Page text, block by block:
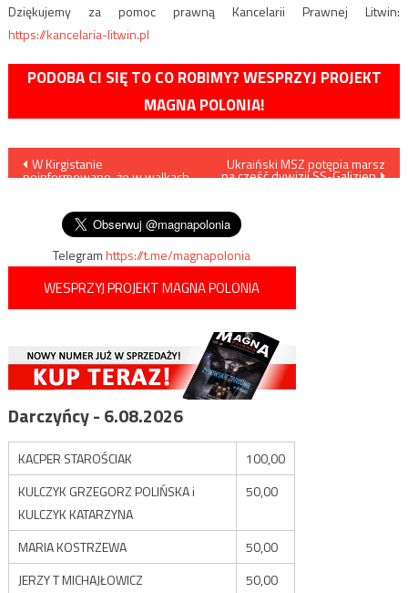
Dziękujemy za pomoc prawną Kancelarii Prawnej Litwin:
https://kancelaria-litwin.pl
PODOBA CI SIĘ TO CO ROBIMY? WESPRZYJ PROJEKT
MAGNA POLONIA!
Nawigacja
wpisu
W Kirgistanie
poinformowano, że w walkach
Ukraiński MSZ potępia marsz
na cześć dywizji SS-Galizien
Telegramhttps://t.me/magnapolonia
WESPRZYJ PROJEKT MAGNA POLONIA
Darczyńcy - 6.08.2026
KACPER STAROŚCIAK
100,00
KULCZYK GRZEGORZ POLIŃSKA i
KULCZYK KATARZYNA
50,00
MARIA KOSTRZEWA
50,00
JERZY T MICHAJŁOWICZ
50,00